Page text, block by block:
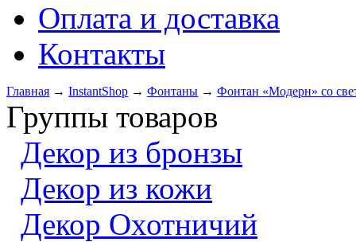
Оплата и доставка
Контакты
Главная → InstantShop → Фонтаны → Фонтан «Модерн» со
Группы товаров
Декор из бронзы
Декор из кожи
Декор Охотничий